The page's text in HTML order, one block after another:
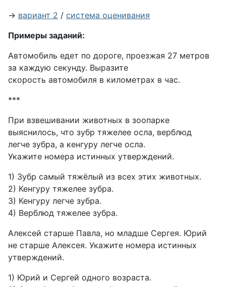
→ вариант 2 / система оценивания
Примеры заданий:
Автомобиль едет по дороге, проезжая 27 метров
за каждую секунду. Выразите
скорость автомобиля в километрах в час.
***
При взвешивании животных в зоопарке
выяснилось, что зубр тяжелее осла, верблюд
легче зубра, а кенгуру легче осла.
Укажите номера истинных утверждений.
1) Зубр самый тяжёлый из всех этих животных.
2) Кенгуру тяжелее зубра.
3) Кенгуру легче зубра.
4) Верблюд тяжелее зубра.
Алексей старше Павла, но младше Сергея. Юрий
не старше Алексея. Укажите номера истинных
утверждений.
1) Юрий и Сергей одного возраста.